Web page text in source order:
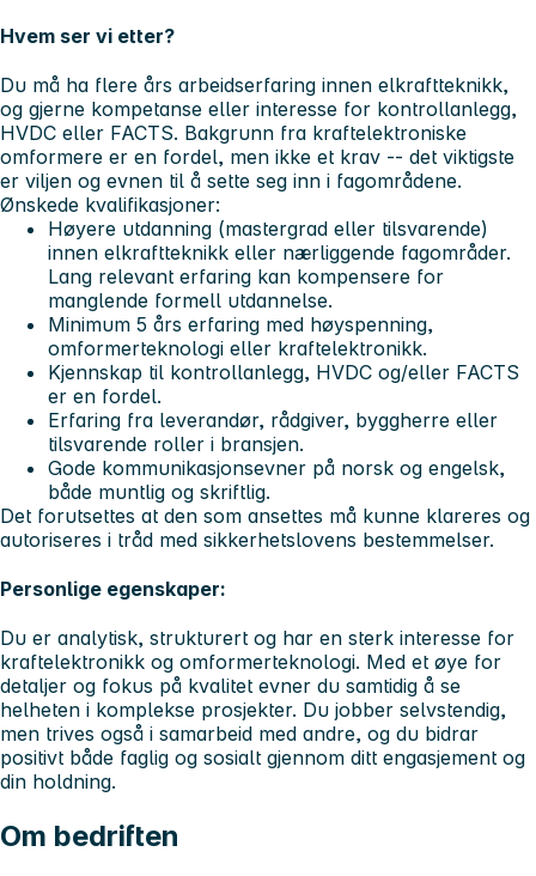
Hvem ser vi etter?
Du må ha flere års arbeidserfaring innen elkraftteknikk,
og gjerne kompetanse eller interesse for kontrollanlegg,
HVDC eller FACTS. Bakgrunn fra kraftelektroniske
omformere er en fordel, men ikke et krav -- det viktigste
er viljen og evnen til å sette seg inn i fagområdene.
Ønskede kvalifikasjoner:
Høyere utdanning (mastergrad eller tilsvarende)
innen elkraftteknikk eller nærliggende fagområder.
Lang relevant erfaring kan kompensere for
manglende formell utdannelse.
Minimum 5 års erfaring med høyspenning,
omformerteknologi eller kraftelektronikk.
Kjennskap til kontrollanlegg, HVDC og/eller FACTS
er en fordel.
Erfaring fra leverandør, rådgiver, byggherre eller
tilsvarende roller i bransjen.
Gode kommunikasjonsevner på norsk og engelsk,
både muntlig og skriftlig.
Det forutsettes at den som ansettes må kunne klareres og
autoriseres i tråd med sikkerhetslovens bestemmelser.
Personlige egenskaper:
Du er analytisk, strukturert og har en sterk interesse for
kraftelektronikk og omformerteknologi. Med et øye for
detaljer og fokus på kvalitet evner du samtidig å se
helheten i komplekse prosjekter. Du jobber selvstendig,
men trives også i samarbeid med andre, og du bidrar
positivt både faglig og sosialt gjennom ditt engasjement og
din holdning.
Om bedriften